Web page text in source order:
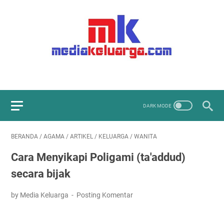
BERANDA / AGAMA / ARTIKEL / KELUARGA / WANITA
Cara Menyikapi Poligami (ta'addud)
secara bijak
by Media Keluarga Posting Komentar